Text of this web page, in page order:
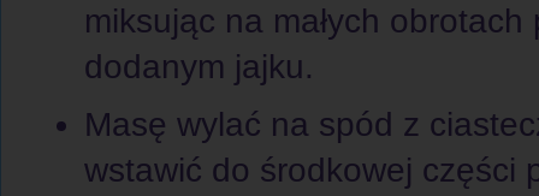
miksując na małych
dodanym jajku.
Masę wylać na spód z
wstawić do środkowej części